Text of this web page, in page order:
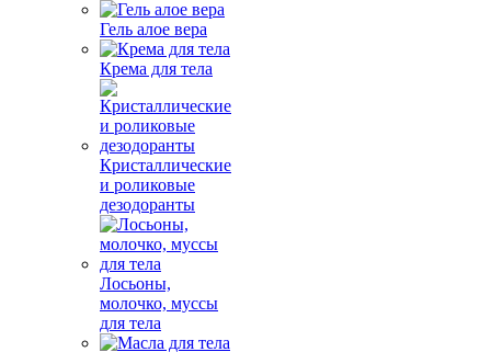
Гель алое вера
Крема для тела
Кристаллические
и роликовые
дезодоранты
Лосьоны,
молочко, муссы
для тела